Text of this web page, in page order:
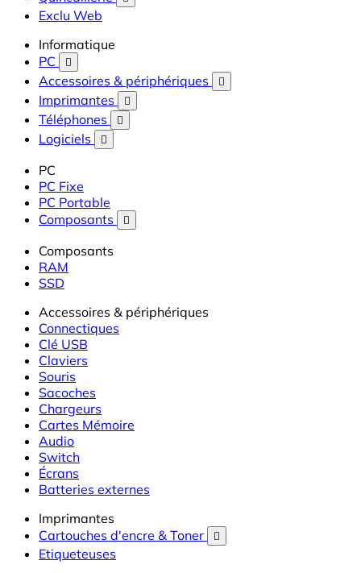
Exclu Web
Informatique
PC

Accessoires & périphériques 
Imprimantes 
Téléphones 
Logiciels 
PC
PC Fixe
PC Portable
Composants

Composants
RAM
SSD
Accessoires & périphériques
Connectiques
Clé USB
Claviers
Souris
Sacoches
Chargeurs
Cartes Mémoire
Audio
Switch
Écrans
Batteries externes
Imprimantes
Cartouches d'encre & Toner

Etiqueteuses